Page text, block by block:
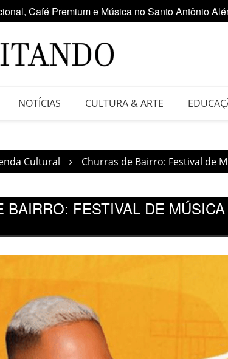
Latina participa da Feira do Vinil no
NOTÍCIAS CULTURA & ARTE
Cultural Churras de Bairro: Festival de
BAIRRO: FESTIVAL DE